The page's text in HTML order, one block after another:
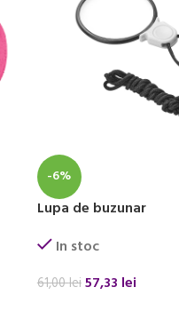
-6%
Lupa de buzunar
In stoc
61,00lei57,33 lei